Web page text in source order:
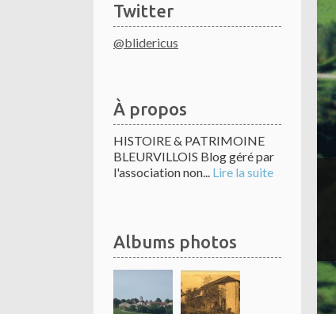
Twitter
@blidericus
À propos
HISTOIRE & PATRIMOINE
BLEURVILLOIS Blog géré par
l'association non... Lire la suite
Albums photos